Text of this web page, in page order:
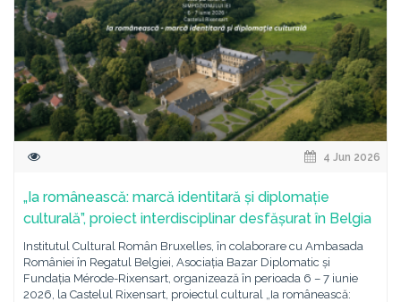
4 Jun 2026
„Ia românească: marcă identitară și diplomație
culturală”, proiect interdisciplinar desfășurat în Belgia
Institutul Cultural Român Bruxelles, în colaborare cu Ambasada
României în Regatul Belgiei, Asociația Bazar Diplomatic și
Fundația Mérode-Rixensart, organizează în perioada 6 – 7 iunie
2026, la Castelul Rixensart, proiectul cultural „Ia românească: